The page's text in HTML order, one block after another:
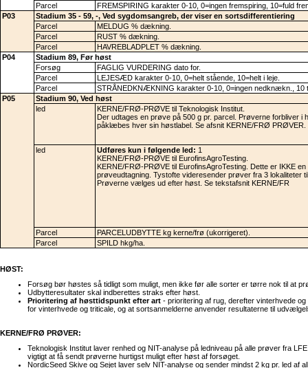
Parcel
FREMSPIRING karakter 0-10, 0=ingen fremspiring, 10=fuld
P03
Stadium 35 - 59, -, Ved sygdomsangreb, der viser en sortsdifferentiering
Parcel
MELDUG % dækning.
Parcel
RUST % dækning.
Parcel
HAVREBLADPLET % dækning.
P04
Stadium 89, Før høst
Forsøg
FAGLIG VURDERING dato for.
Parcel
LEJESÆD karakter 0-10, 0=helt stående, 10=helt i leje.
Parcel
STRÅNEDKNÆKNING karakter 0-10, 0=ingen nedknækn., 10
P05
Stadium 90, Ved høst
led
KERNE/FRØ-PRØVE til Teknologisk Institut.
Der udtages en prøve på 500 g pr. parcel. Prøverne forbliver i
påklæbes hver sin høstlabel. Se afsnit KERNE/FRØ PRØVER.
led Udføres kun i følgende led: 1
KERNE/FRØ-PRØVE til EurofinsAgroTesting.
KERNE/FRØ-PRØVE til EurofinsAgroTesting. Dette er IKKE
prøveudtagning. Tystofte videresender prøver fra 3 lokaliteter
Prøverne vælges ud efter høst. Se tekstafsnit KERNE/FR
Parcel
PARCELUDBYTTE kg kerne/frø (ukorrigeret).
Parcel
SPILD hkg/ha.
HØST:
Forsøg bør høstes så tidligt som muligt, men ikke før alle sorter er tørre nok til at
Udbytteresultater skal indberettes straks efter høst.
Prioritering af høsttidspunkt efter art - prioritering af rug, derefter vinterhvede
for vinterhvede og triticale, og at sortsanmelderne anvender resultaterne til
KERNE/FRØ PRØVER:
Teknologisk Institut laver renhed og NIT-analyse på ledniveau på alle prøver fra
vigtigt at få sendt prøverne hurtigst muligt efter høst af forsøget.
NordicSeed Skive og Sejet laver selv NIT-analyse og sender mindst 2 kg pr. led af